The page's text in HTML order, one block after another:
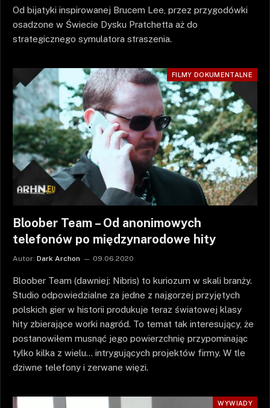
Od bijatyki inspirowanej Brucem Lee, przez przygodówki
osadzone w Świecie Dysku Pratchetta aż do
strategicznego symulatora straszenia.
FILMY DOKUMENTALNE
Bloober Team – Od anonimowych
telefonów po międzynarodowe hity
Autor: Dark Archon 09.06.2020
Bloober Team (dawniej: Nibris) to kuriozum w skali branży.
Studio odpowiedzialne za jedne z najgorzej przyjętych
polskich gier w historii produkuje teraz światowej klasy
hity zbierające worki nagród. To temat tak interesujący, że
postanowiłem musnąć jego powierzchnię przypominając
tylko kilka z wielu… intrygujących projektów firmy. W tle
dziwne telefony i zerwane więzi.
WYWIADY